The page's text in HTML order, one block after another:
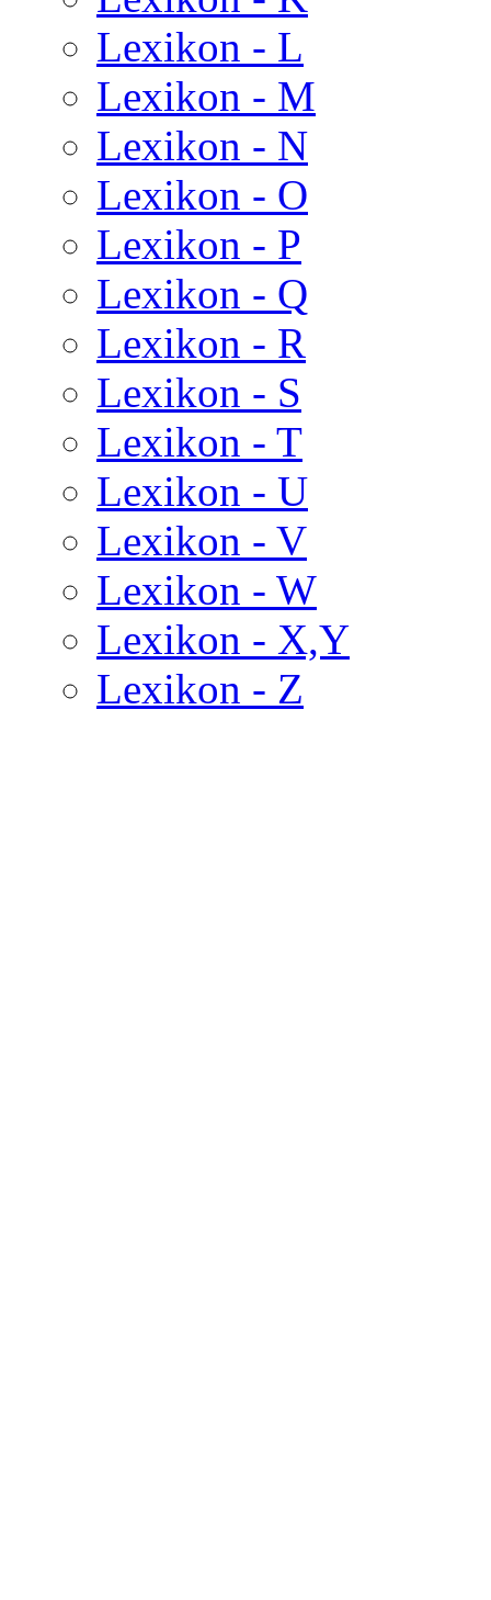
Lexikon - L
Lexikon - M
Lexikon - N
Lexikon - O
Lexikon - P
Lexikon - Q
Lexikon - R
Lexikon - S
Lexikon - T
Lexikon - U
Lexikon - V
Lexikon - W
Lexikon - X,Y
Lexikon - Z